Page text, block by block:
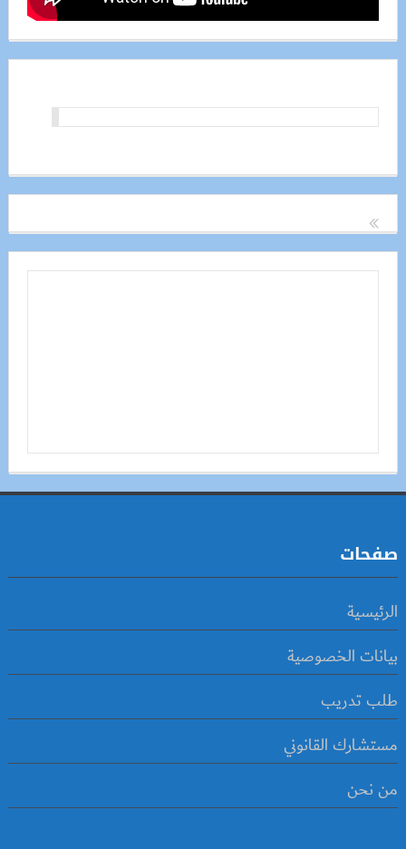
صفحات
الرئيسية
بيانات الخصوصية
طلب تدريب
مستشارك القانوني
من نحن